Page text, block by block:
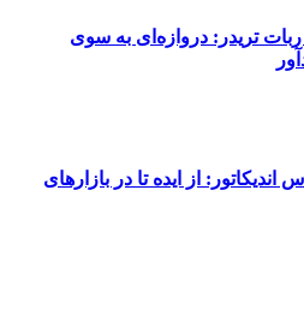
تریدر: دروازه‌ای به سوی
از ایده تا در بازارهای